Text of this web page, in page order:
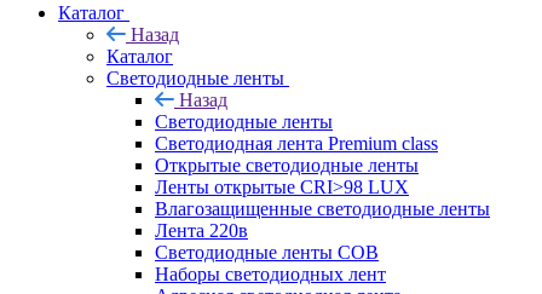
Каталог
Назад
Каталог
Светодиодные ленты
Назад
Светодиодные ленты
Светодиодная лента Premium class
Открытые светодиодные ленты
Ленты открытые CRI>98 LUX
Влагозащищенные светодиодные ленты
Лента 220в
Светодиодные ленты COB
Наборы светодиодных лент